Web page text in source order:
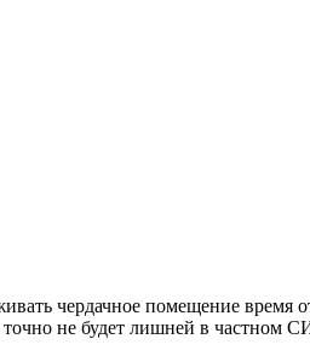
чердачное помещение время
точно не будет лишней в частном